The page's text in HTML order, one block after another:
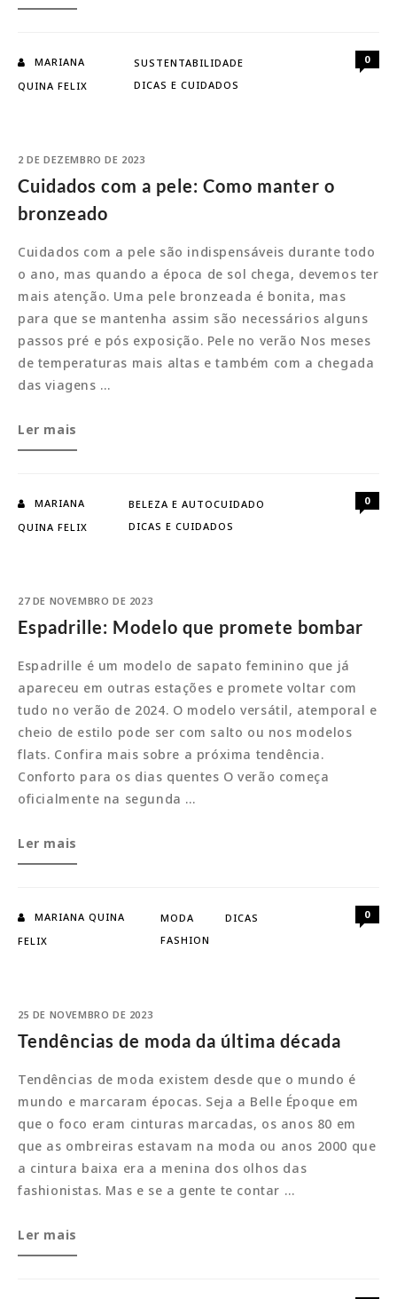
Aposte
presentes
MARIANA
QUINA FELIX
SUSTENTABILIDADE
DICAS E CUIDADOS
0
2 DE DEZEMBRO DE 2023
Cuidados com a pele: Como manter o
bronzeado
Cuidados com a pele são indispensáveis durante todo
o ano, mas quando a época de sol chega, devemos ter
mais atenção. Uma pele bronzeada é bonita, mas
para que se mantenha assim são necessários alguns
passos pré e pós exposição. Pele no verão Nos meses
de temperaturas mais altas e também com a chegada
das viagens …
Cuidados
com
pele:
Ler mais
MARIANA
QUINA FELIX
BELEZA E AUTOCUIDADO
DICAS E CUIDADOS
0
27 DE NOVEMBRO DE 2023
Espadrille: Modelo que promete bombar
Espadrille é um modelo de sapato feminino que já
apareceu em outras estações e promete voltar com
tudo no verão de 2024. O modelo versátil, atemporal e
cheio de estilo pode ser com salto ou nos modelos
flats. Confira mais sobre a próxima tendência.
Conforto para os dias quentes O verão começa
oficialmente na segunda …
Espadrille:
Modelo
promete
Ler mais
MARIANA QUINA
FELIX
MODA
DICAS
FASHION
0
25 DE NOVEMBRO DE 2023
Tendências de moda da última década
Tendências de moda existem desde que o mundo é
mundo e marcaram épocas. Seja a Belle Époque em
que o foco eram cinturas marcadas, os anos 80 em
que as ombreiras estavam na moda ou anos 2000 que
a cintura baixa era a menina dos olhos das
fashionistas. Mas e se a gente te contar …
Tendências
de
Ler mais